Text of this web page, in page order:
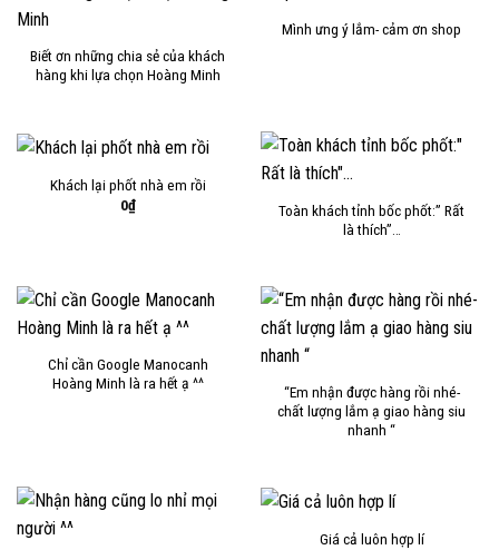
Biết ơn những chia sẻ của khách
hàng khi lựa chọn Hoàng Minh
Mình ưng ý lắm- cảm ơn shop
Khách lại phốt nhà em rồi
0₫
Toàn khách tỉnh bốc phốt:” Rất
là thích”…
Chỉ cần Google Manocanh
Hoàng Minh là ra hết ạ ^^
“Em nhận được hàng rồi nhé-
chất lượng lắm ạ giao hàng siu
nhanh “
Giá cả luôn hợp lí